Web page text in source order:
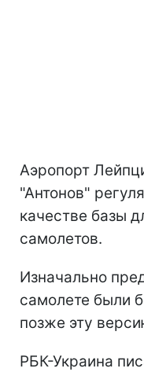
Аэропорт
"Антонов"
качестве базы
самолетов.
Изначально
самолете были
позже эту
РБК-Украина